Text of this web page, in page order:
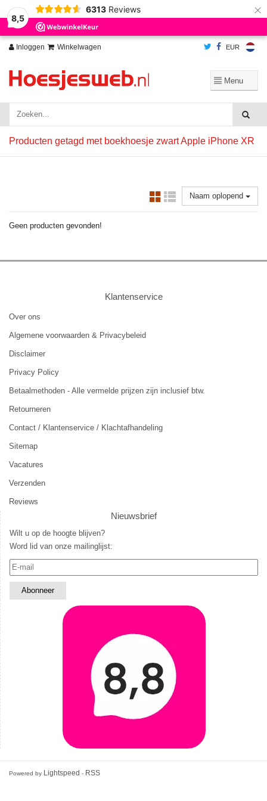
8,5
6313 Reviews ×
Inloggen Winkelwagen EUR
Producten getagd met boekhoesje zwart Apple iPhone XR
Naam oplopend
Geen producten gevonden!
Klantenservice
Over ons
Algemene voorwaarden & Privacybeleid
Disclaimer
Privacy Policy
Betaalmethoden - Alle vermelde prijzen zijn inclusief btw.
Retourneren
Contact / Klantenservice / Klachtafhandeling
Sitemap
Vacatures
Verzenden
Reviews
Nieuwsbrief
Wilt u op de hoogte blijven?
Word lid van onze mailinglijst:
Powered by Lightspeed - RSS
Wij slaan cookies op om onze website te verbeteren. Is dat akkoord?
Ja
Nee